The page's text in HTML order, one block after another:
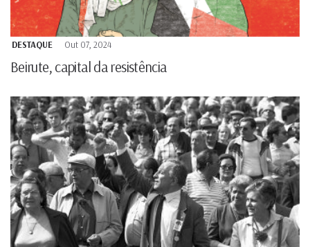
DESTAQUE Out 07, 2024
Beirute, capital da resistência